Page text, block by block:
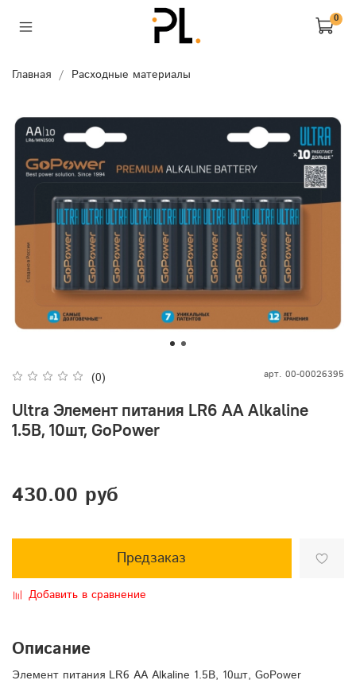
0
Главная Расходные материалы
(0) арт. 00-00026395
Ultra Элемент питания LR6 AA Alkaline
1.5В, 10шт, GoPower
430.00 руб
Предзаказ
Добавить в сравнение
Описание
Элемент питания LR6 AA Alkaline 1.5В, 10шт, GoPower